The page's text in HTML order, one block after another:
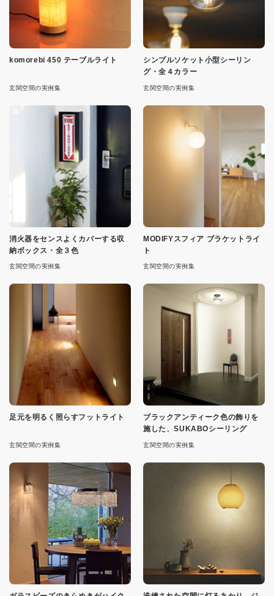
komorebi 450 テーブルライト
玄関空間の実例集
シンプルソケット小型シーリン
グ・全４カラー
玄関空間の実例集
消火器をセンスよくカバーする収
納ボックス・全３色
玄関空間の実例集
MODIFYスフィア ブラケットライ
ト
玄関空間の実例集
足元を明るく照らすフットライト
玄関空間の実例集
ブラックアンティーク色の飾りを
施した、SUKABOシーリング
玄関空間の実例集